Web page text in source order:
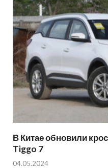
В Китае обновили
Tiggo 7
04.05.2024